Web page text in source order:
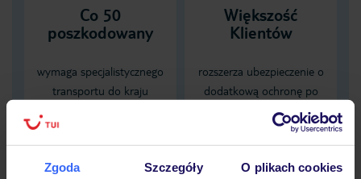
Zgoda Szczegóły O plikach cookies
Co 50
poszkodowany
wymaga specjalistycznego
transportu do kraju
nie zapewnia pokrycia tych
kosztów
Większość
Klientów
rozszerza ubezpieczenie o
dodatkową ochronę po
spożyciu alkoholu
obejmującą NNW
zaistniałych pod wpływem
alkoholu